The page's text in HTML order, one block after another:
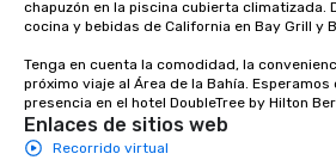
chapuzón en la piscina cubierta climatizada.
cocina y bebidas de California en Bay Grill y
Tenga en cuenta la comodidad, la
próximo viaje al Área de la Bahía.
presencia en el hotel DoubleTree by Hilton
Enlaces de sitios web
Recorrido virtual